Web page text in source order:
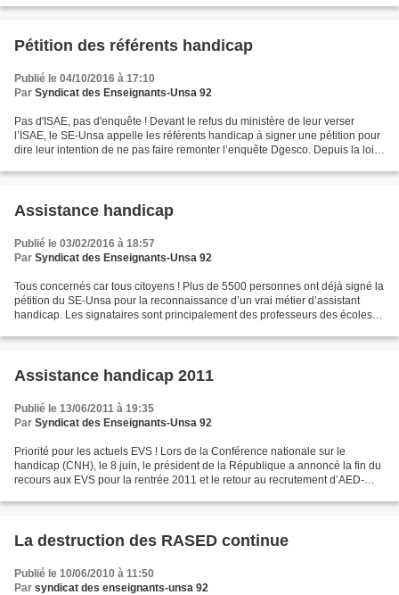
Pétition des référents handicap
Publié le 04/10/2016 à 17:10
Par Syndicat des Enseignants-Unsa 92
Pas d'ISAE, pas d'enquête ! Devant le refus du ministère de leur verser
l’ISAE, le SE-Unsa appelle les référents handicap à signer une pétition pour
dire leur intention de ne pas faire remonter l’enquête Dgesco. Depuis la loi
Assistance handicap
Publié le 03/02/2016 à 18:57
Par Syndicat des Enseignants-Unsa 92
Tous concernés car tous citoyens ! Plus de 5500 personnes ont déjà signé la
pétition du SE-Unsa pour la reconnaissance d’un vrai métier d’assistant
handicap. Les signataires sont principalement des professeurs des écoles,
Assistance handicap 2011
Publié le 13/06/2011 à 19:35
Par Syndicat des Enseignants-Unsa 92
Priorité pour les actuels EVS ! Lors de la Conférence nationale sur le
handicap (CNH), le 8 juin, le président de la République a annoncé la fin du
recours aux EVS pour la rentrée 2011 et le retour au recrutement d’AED-
La destruction des RASED continue
Publié le 10/06/2010 à 11:50
Par syndicat des enseignants-unsa 92